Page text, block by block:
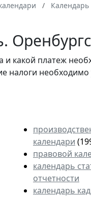
Календарь
и какой платеж
налоги
календари
правовой
календарь
отчетности
календарь